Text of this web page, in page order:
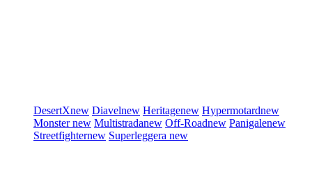
DesertXnew Diavelnew Heritagenew Hypermotardnew
Monsternew Multistradanew Off-Roadnew Panigalenew
Streetfighternew Superleggera new